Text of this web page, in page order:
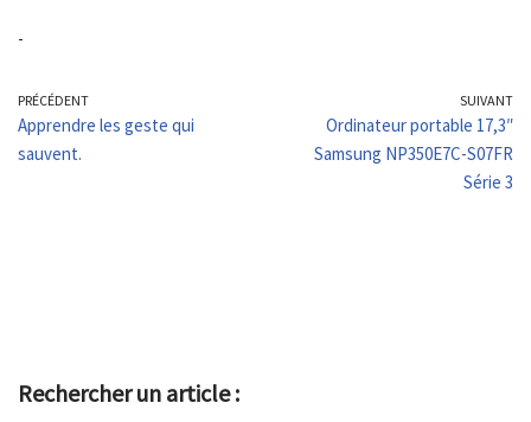
-
PRÉCÉDENT
Apprendre les geste qui
sauvent.
SUIVANT
Ordinateur portable 17,3″
Samsung NP350E7C-S07FR
Série 3
Rechercher un article :